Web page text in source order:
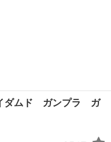
ダムド ガンプラ ガ